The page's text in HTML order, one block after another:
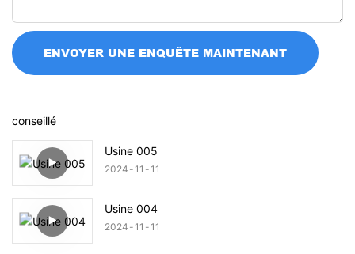
ENVOYER UNE ENQUÊTE MAINTENANT
conseillé
Usine 005
2024 11 11
Usine 004
2024 11 11